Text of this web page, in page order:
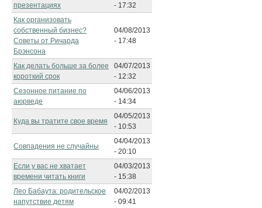
презентациях
- 17:32
Как организовать
собственный бизнес?
Советы от Ричарда
Брэнсона
04/08/2013
- 17:48
Как делать больше за более
короткий срок
04/07/2013
- 12:32
Сезонное питание по
аюрведе
04/06/2013
- 14:34
Куда вы тратите свое время
04/05/2013
- 10:53
Совпадения не случайны
04/04/2013
- 20:10
Если у вас не хватает
времени читать книги
04/03/2013
- 15:38
Лео Бабаута: родительское
напутствие детям
04/02/2013
- 09:41